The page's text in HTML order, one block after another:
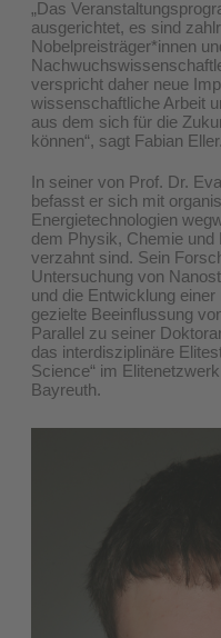
„Das
ausgerichtet, es sind
Nobelpreisträger*innen
verspricht daher neue
wissenschaftliche Arbeit
aus dem sich für die
können“, sagt Fabian Eller.
In seiner von Prof. Dr.
befasst er sich mit
Energietechnologien
dem Physik, Chemie
verzahnt sind. Sein
Untersuchung von
und die Entwicklung
gezielte Beeinflussung
Parallel zu seiner
das interdisziplinäre
Science“ im
Bayreuth.